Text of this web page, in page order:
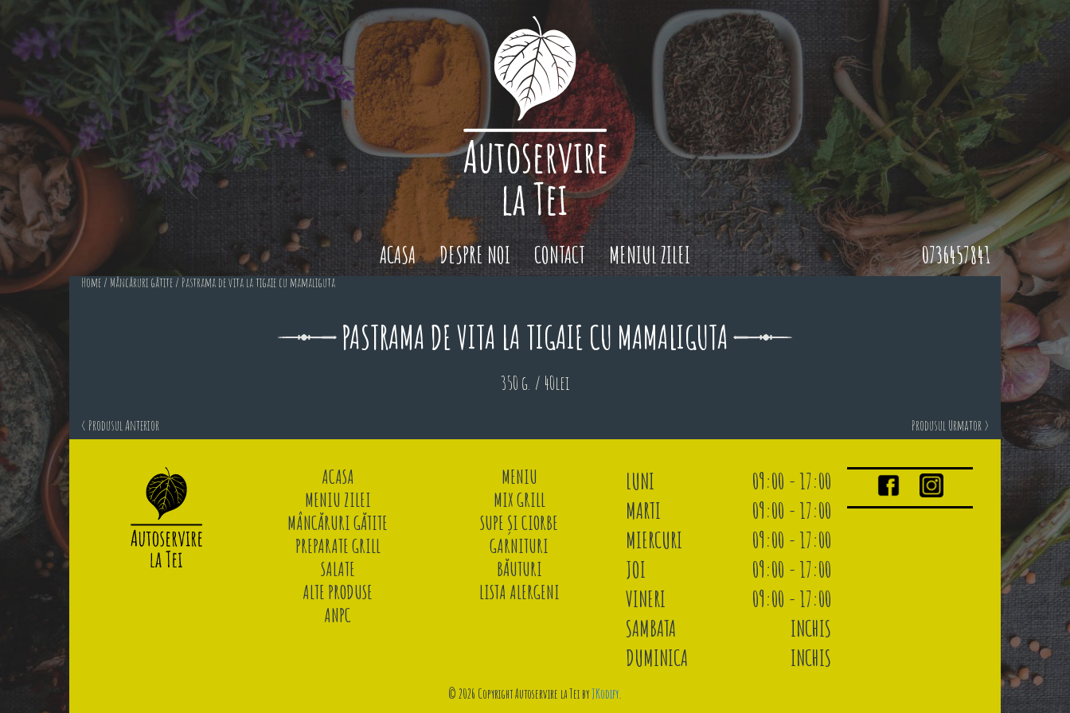
ACASA DESPRE NOI CONTACT MENIUL ZILEI 0736457841
Home / Mâncăruri gătite / Pastrama de vita la tigaie cu mamaliguta
PASTRAMA DE VITA LA TIGAIE CU MAMALIGUTA
350 g. / 40lei
< Produsul Anterior Produsul Urmator >
ACASA
MENIU
MENIU ZILEI
MIX GRILL
MÂNCĂRURI GĂTITE
SUPE ȘI CIORBE
PREPARATE GRILL
GARNITURI
SALATE
BĂUTURI
ALTE PRODUSE
LISTA ALERGENI
ANPC
LUNI
09:00 - 17:00
MARTI
09:00 - 17:00
MIERCURI
09:00 - 17:00
JOI
09:00 - 17:00
VINERI
09:00 - 17:00
SAMBATA
INCHIS
DUMINICA
INCHIS
© 2026 Copyright Autoservire la Tei byJKodify.